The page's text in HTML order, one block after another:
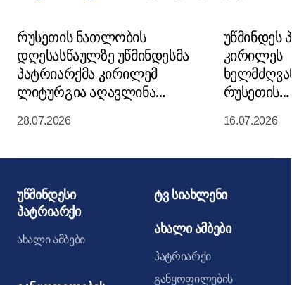
რუსეთის ნათლობის
დღესასწაულზე უწმინდესმა
პატრიარქმა კირილემ
ლიტურგია აღავლინა
მიძინების საკათედრო
28.07.2026
უწმინდეს
კირილეს
რუსეთის
ეკლესიის
16.07.2026
უწმინდესი
პატრიარქი
ახალი ამბები
ტვ სიახლენი
ახალი ამბები
პატრიარქი
განყოფილების